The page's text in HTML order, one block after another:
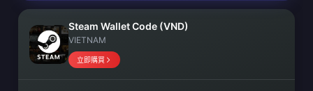
Steam Wallet Code (VND)
VIETNAM
立即購買